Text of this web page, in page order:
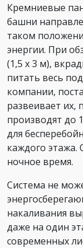
Кремниевые
башни
таком
энергии. При
(1,5 х 3 м),
питать весь
компании,
развеивает их,
производят до
для
каждого этажа.
ночное время.
Система не
накаливания
даже на один
современных